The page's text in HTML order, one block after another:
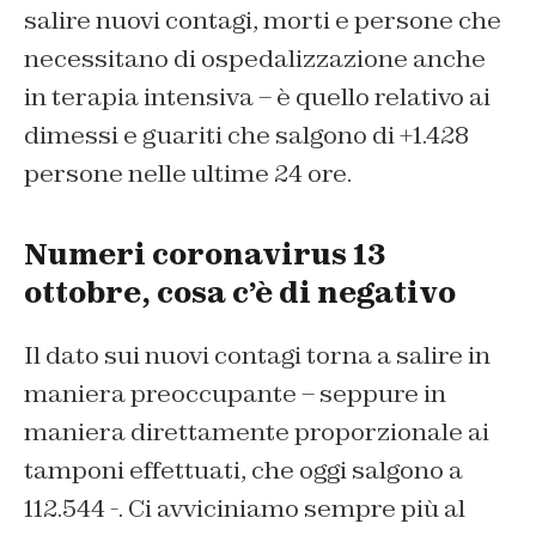
salire nuovi contagi, morti e persone che
necessitano di ospedalizzazione anche
in terapia intensiva – è quello relativo ai
dimessi e guariti che salgono di +1.428
persone nelle ultime 24 ore.
Numeri coronavirus 13
ottobre, cosa c’è di negativo
Il dato sui nuovi contagi torna a salire in
maniera preoccupante – seppure in
maniera direttamente proporzionale ai
tamponi effettuati, che oggi salgono a
112.544 -. Ci avviciniamo sempre più al